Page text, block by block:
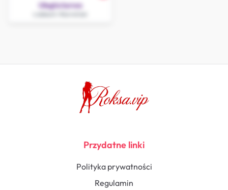
Uległa kurwa
Przydatne linki
Polityka prywatności
Regulamin